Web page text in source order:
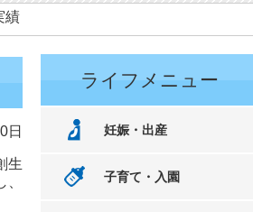
績
日
生
ライフメニュー
妊娠・出産
子育て・入園